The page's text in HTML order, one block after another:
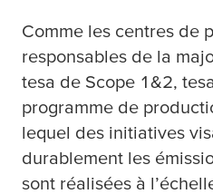
Comme les centres de
responsables de la
tesa de Scope 1&2, tesa
programme de
lequel des initiatives
durablement les
sont réalisées à